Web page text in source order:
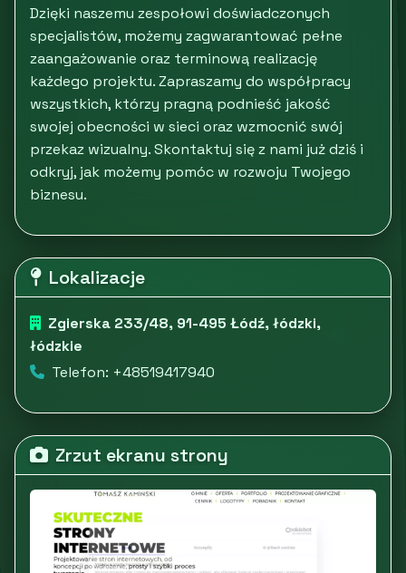
Dzięki naszemu zespołowi doświadczonych
specjalistów, możemy zagwarantować pełne
zaangażowanie oraz terminową realizację
każdego projektu. Zapraszamy do współpracy
wszystkich, którzy pragną podnieść jakość
swojej obecności w sieci oraz wzmocnić swój
przekaz wizualny. Skontaktuj się z nami już dziś i
odkryj, jak możemy pomóc w rozwoju Twojego
biznesu.
Lokalizacje
Zgierska 233/48, 91-495 Łódź, łódzki,
łódzkie
Telefon: +48519417940
Zrzut ekranu strony